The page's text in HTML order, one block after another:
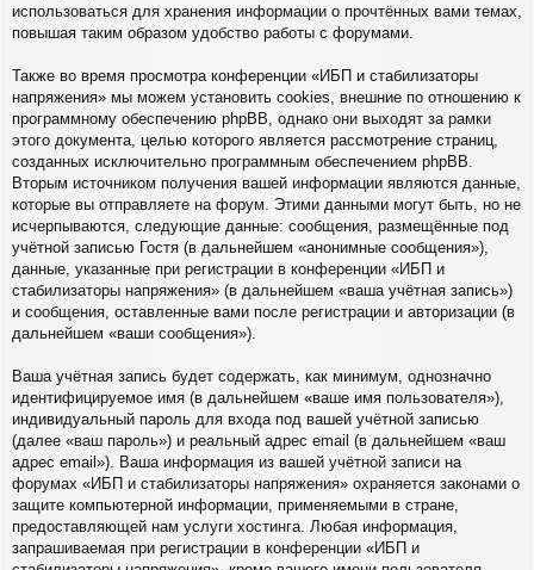
использоваться для хранения информации о прочтённых вами темах,
повышая таким образом удобство работы с форумами.
Также во время просмотра конференции «ИБП и стабилизаторы
напряжения» мы можем установить cookies, внешние по отношению к
программному обеспечению phpBB, однако они выходят за рамки
этого документа, целью которого является рассмотрение страниц,
созданных исключительно программным обеспечением phpBB.
Вторым источником получения вашей информации являются данные,
которые вы отправляете на форум. Этими данными могут быть, но не
исчерпываются, следующие данные: сообщения, размещённые под
учётной записью Гостя (в дальнейшем «анонимные сообщения»),
данные, указанные при регистрации в конференции «ИБП и
стабилизаторы напряжения» (в дальнейшем «ваша учётная запись»)
и сообщения, оставленные вами после регистрации и авторизации (в
дальнейшем «ваши сообщения»).
Ваша учётная запись будет содержать, как минимум, однозначно
идентифицируемое имя (в дальнейшем «ваше имя пользователя»),
индивидуальный пароль для входа под вашей учётной записью
(далее «ваш пароль») и реальный адрес email (в дальнейшем «ваш
адрес email»). Ваша информация из вашей учётной записи на
форумах «ИБП и стабилизаторы напряжения» охраняется законами о
защите компьютерной информации, применяемыми в стране,
предоставляющей нам услуги хостинга. Любая информация,
запрашиваемая при регистрации в конференции «ИБП и